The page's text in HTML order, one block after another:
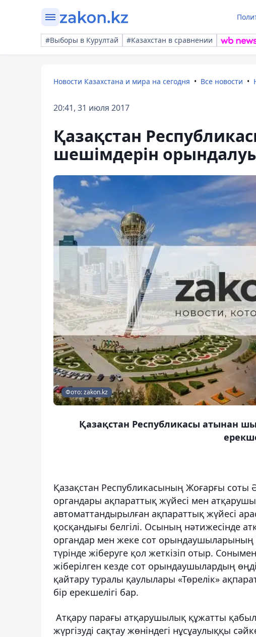
#Выборы в Курултай #Казахстан в сравнении
Новости Казахстана и мира на сегодня Все новости
20:41, 31 июля 2017
Қазақстан
шешімдерін
Фото: zakon.kz
Қазақстан Республикасы атынан
Қазақстан Республикасының Жоғарғы соты
органдары ақпараттық жүйесі мен
автоматтандырылған ақпараттық жүйесі
қосқандығы белгілі. Осының нәтижесінде
органдар мен жеке сот орындаушыларының
түрінде жіберуге қол жеткізіп отыр.
жіберілген кезде сот орындаушылардың
қайтару туралы қаулылары «Төрелік»
бір ерекшелігі бар.
Атқару парағы атқарушылық құжатты
жүргізуді сақтау жөніндегі нұсұаулыққы